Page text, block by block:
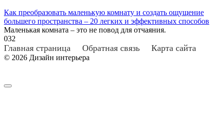
Как преобразовать маленькую комнату и создать ощущение
большего пространства – 20 легких и эффективных способов
Маленькая комната – это не повод для отчаяния.
032
Главная страница Обратная связь Карта сайта
© 2026 Дизайн интерьера